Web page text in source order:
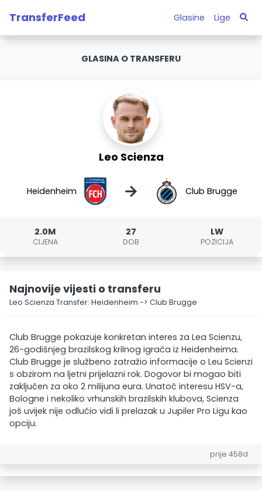
TransferFeed Glasine Lige
GLASINA O TRANSFERU
Leo Scienza
Heidenheim → Club Brugge
2.0M
CIJENA
27
DOB
LW
POZICIJA
Najnovije vijesti o transferu
Leo Scienza Transfer: Heidenheim -> Club Brugge
Club Brugge pokazuje konkretan interes za Lea Scienzu,
26-godišnjeg brazilskog krilnog igrača iz Heidenheima.
Club Brugge je službeno zatražio informacije o Leu Scienzi
s obzirom na ljetni prijelazni rok. Dogovor bi mogao biti
zaključen za oko 2 milijuna eura. Unatoč interesu HSV-a,
Bologne i nekoliko vrhunskih brazilskih klubova, Scienza
još uvijek nije odlučio vidi li prelazak u Jupiler Pro Ligu kao
opciju.
prije 458d